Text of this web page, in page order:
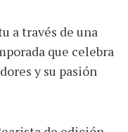
a través de una
que celebra
y su pasión